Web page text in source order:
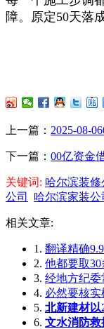
障。原定50天落成
上一篇： 2025-08-
下一篇： 00亿资金
关键词: 哈尔滨装
公司
哈尔滨家装公
相关文章:
1. 翻译精确
2. 他都要取
3. 经地方纪
4. 必然要核
5. 北新建材以
6. 文水消防